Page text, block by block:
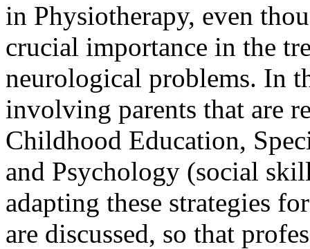
in Physiotherapy, even
crucial importance in the
neurological problems. In
involving parents that are
Childhood Education,
and Psychology (social
adapting these strategies
are discussed, so that